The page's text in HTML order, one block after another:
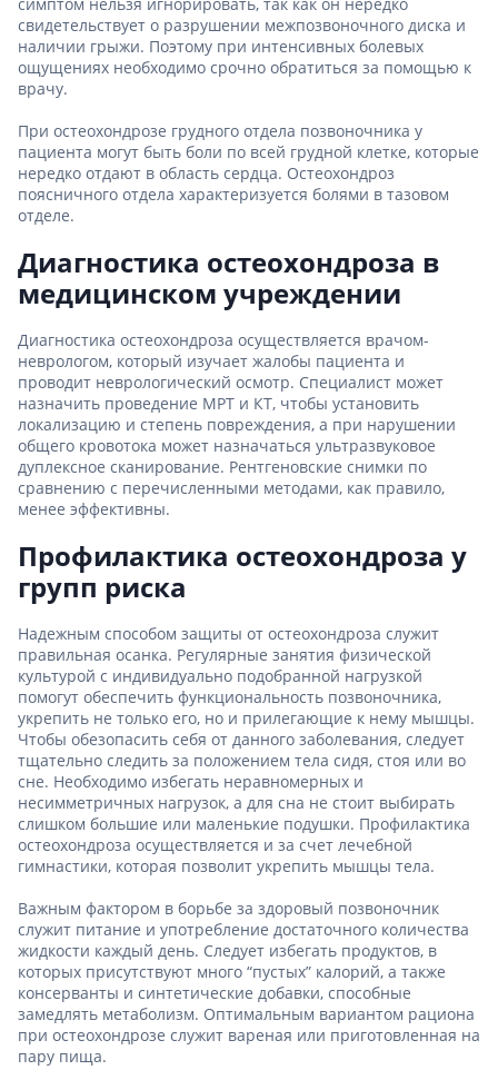
свидетельствует о разрушении межпозвоночного диска и
наличии грыжи. Поэтому при интенсивных болевых
ощущениях необходимо срочно обратиться за помощью к
врачу.
При остеохондрозе грудного отдела позвоночника у
пациента могут быть боли по всей грудной клетке, которые
нередко отдают в область сердца. Остеохондроз
поясничного отдела характеризуется болями в тазовом
отделе.
Диагностика остеохондроза в
медицинском учреждении
Диагностика остеохондроза осуществляется врачом-
неврологом, который изучает жалобы пациента и
проводит неврологический осмотр. Специалист может
назначить проведение МРТ и КТ, чтобы установить
локализацию и степень повреждения, а при нарушении
общего кровотока может назначаться ультразвуковое
дуплексное сканирование. Рентгеновские снимки по
сравнению с перечисленными методами, как правило,
менее эффективны.
Профилактика остеохондроза у
групп риска
Надежным способом защиты от остеохондроза служит
правильная осанка. Регулярные занятия физической
культурой с индивидуально подобранной нагрузкой
помогут обеспечить функциональность позвоночника,
укрепить не только его, но и прилегающие к нему мышцы.
Чтобы обезопасить себя от данного заболевания, следует
тщательно следить за положением тела сидя, стоя или во
сне. Необходимо избегать неравномерных и
несимметричных нагрузок, а для сна не стоит выбирать
слишком большие или маленькие подушки. Профилактика
остеохондроза осуществляется и за счет лечебной
гимнастики, которая позволит укрепить мышцы тела.
Важным фактором в борьбе за здоровый позвоночник
служит питание и употребление достаточного количества
жидкости каждый день. Следует избегать продуктов, в
которых присутствуют много “пустых” калорий, а также
консерванты и синтетические добавки, способные
замедлять метаболизм. Оптимальным вариантом рациона
при остеохондрозе служит вареная или приготовленная на
пару пища.